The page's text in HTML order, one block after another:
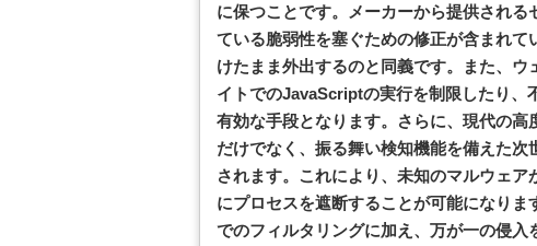
に保つことです。メーカーから提供され
ている脆弱性を塞ぐための修正が含まれ
けたまま外出するのと同義です。また、
イトでのJavaScriptの実行を制限したり、
有効な手段となります。さらに、現代の
だけでなく、振る舞い検知機能を備えた
されます。これにより、未知のマルウェ
にプロセスを遮断することが可能になり
でのフィルタリングに加え、万が一の侵